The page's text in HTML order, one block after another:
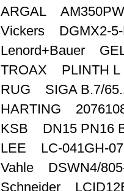
ARGAL
Vickers DGMX2-5-
Lenord+Bauer
TROAX PLINTH L
RUG SIGA B.7/
HARTING
KSB DN15 PN16
LEE LC-041GH-
Vahle DSWN4/
Schneider